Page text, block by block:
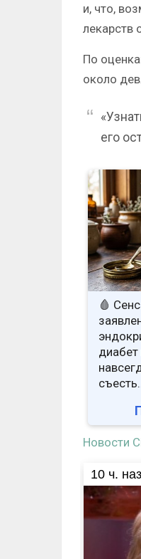
и, что,
лекарств
По
около
его
🩸
диабет
Новости
10 ч.